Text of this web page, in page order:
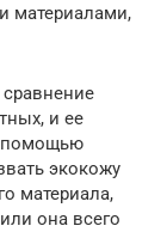
материалами,
и ее
помощью
экокожу
материала,
она всего